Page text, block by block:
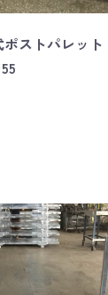
ポストパレット